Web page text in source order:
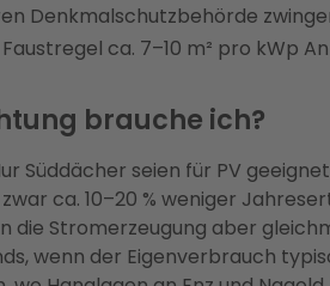
Denkmalschutzbehörde
Faustregel ca. 7–10 m² pro kWp
brauche ich?
Süddächer seien für PV
ca. 10–20 % weniger
die Stromerzeugung aber
wenn der Eigenverbrauch